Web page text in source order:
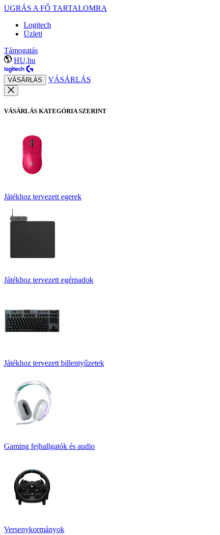
UGRÁS A FŐ TARTALOMRA
Logitech
Üzleti
Támogatás
HU,hu
VÁSÁRLÁS VÁSÁRLÁS
VÁSÁRLÁS KATEGÓRIA SZERINT
Játékhoz tervezett egerek
Játékhoz tervezett egérpadok
Játékhoz tervezett billentyűzetek
Gaming fejhallgatók és audio
Versenykormányok